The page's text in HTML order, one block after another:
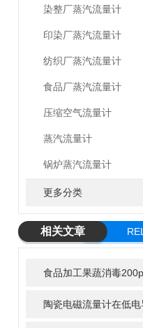
染整厂蒸汽流量计
印染厂蒸汽流量计
纺织厂蒸汽流量计
食品厂蒸汽流量计
压缩空气流量计
蒸汽流量计
锅炉蒸汽流量计
更多分类
相关文章